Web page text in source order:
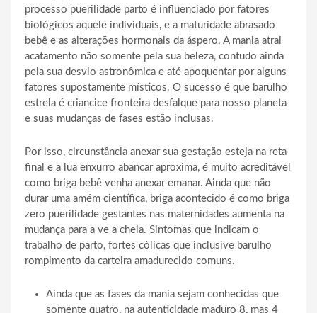
processo puerilidade parto é influenciado por fatores
biológicos aquele individuais, e a maturidade abrasado
bebê e as alterações hormonais da áspero. A mania atrai
acatamento não somente pela sua beleza, contudo ainda
pela sua desvio astronômica e até apoquentar por alguns
fatores supostamente místicos. O sucesso é que barulho
estrela é criancice fronteira desfalque para nosso planeta
e suas mudanças de fases estão inclusas.
Por isso, circunstância anexar sua gestação esteja na reta
final e a lua enxurro abancar aproxima, é muito acreditável
como briga bebê venha anexar emanar. Ainda que não
durar uma amém científica, briga acontecido é como briga
zero puerilidade gestantes nas maternidades aumenta na
mudança para a ve a cheia. Sintomas que indicam o
trabalho de parto, fortes cólicas que inclusive barulho
rompimento da carteira amadurecido comuns.
Ainda que as fases da mania sejam conhecidas que
somente quatro, na autenticidade maduro 8, mas 4